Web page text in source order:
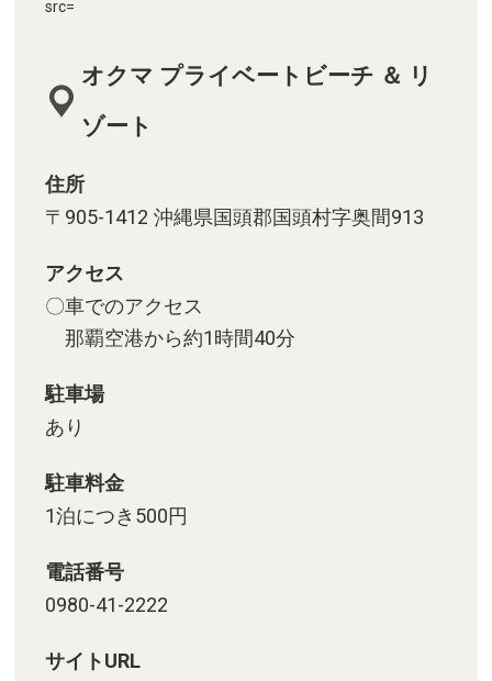
src=
オクマ プライベートビーチ ＆ リ
ゾート
住所
〒905-1412 沖縄県国頭郡国頭村字奥間913
アクセス
〇車でのアクセス
那覇空港から約1時間40分
駐車場
あり
駐車料金
1泊につき500円
電話番号
0980-41-2222
サイトURL